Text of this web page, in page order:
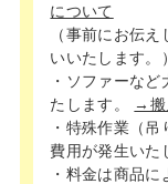
について
（事前にお伝
いいたします。）
・ソファーな
たします。
→搬
・特殊作業（
費用が発生いた
・料金は商品に